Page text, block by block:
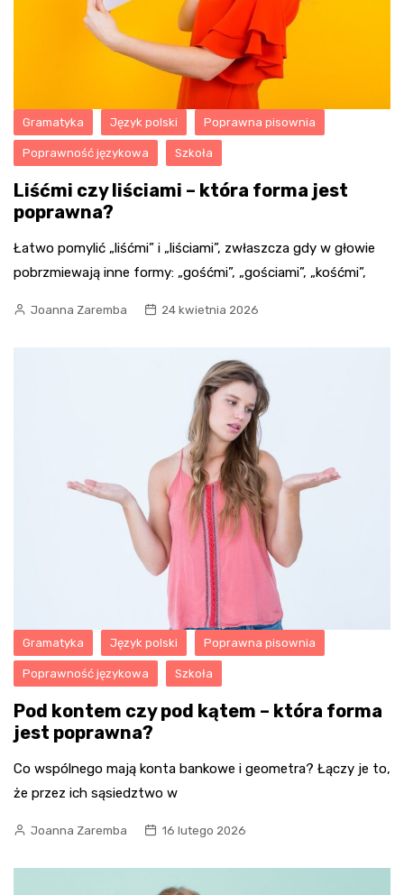
Gramatyka Język polski Poprawna pisownia
Poprawność językowa Szkoła
Liśćmi czy liściami – która forma jest
poprawna?
Łatwo pomylić „liśćmi” i „liściami”, zwłaszcza gdy w głowie
pobrzmiewają inne formy: „gośćmi”, „gościami”, „kośćmi”,
Joanna Zaremba 24 kwietnia 2026
Gramatyka Język polski Poprawna pisownia
Poprawność językowa Szkoła
Pod kontem czy pod kątem – która forma
jest poprawna?
Co wspólnego mają konta bankowe i geometra? Łączy je to,
że przez ich sąsiedztwo w
Joanna Zaremba 16 lutego 2026